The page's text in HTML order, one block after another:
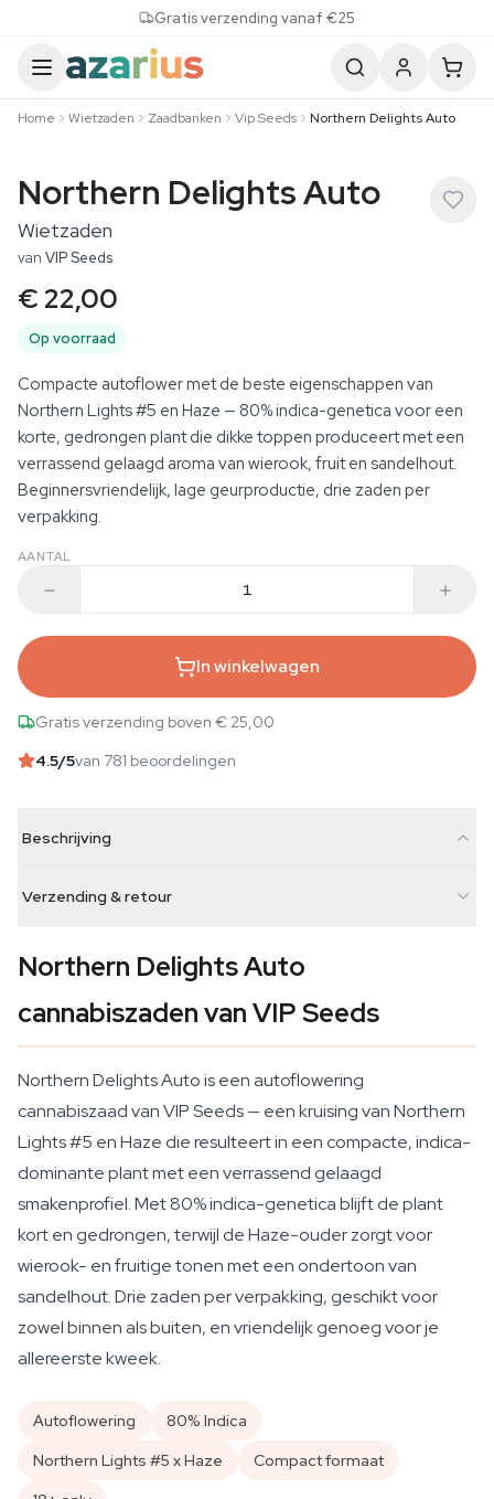
Gratis verzending vanaf €25
Home Wietzaden Zaadbanken Vip Seeds Northern Delights Auto
Northern Delights Auto
Wietzaden
van VIP Seeds
€ 22,00
Op voorraad
Compacte autoflower met de beste eigenschappen van
Northern Lights #5 en Haze — 80% indica-genetica voor een
korte, gedrongen plant die dikke toppen produceert met een
verrassend gelaagd aroma van wierook, fruit en sandelhout.
Beginnersvriendelijk, lage geurproductie, drie zaden per
verpakking.
AANTAL
In winkelwagen
Gratis verzending boven € 25,00
4.5/5van 781 beoordelingen
Beschrijving
Verzending & retour
Northern Delights Auto
cannabiszaden van VIP Seeds
Northern Delights Auto is een autoflowering
cannabiszaad van VIP Seeds — een kruising van Northern
Lights #5 en Haze die resulteert in een compacte, indica-
dominante plant met een verrassend gelaagd
smakenprofiel. Met 80% indica-genetica blijft de plant
kort en gedrongen, terwijl de Haze-ouder zorgt voor
wierook- en fruitige tonen met een ondertoon van
sandelhout. Drie zaden per verpakking, geschikt voor
zowel binnen als buiten, en vriendelijk genoeg voor je
allereerste kweek.
Autoflowering
80% Indica
Northern Lights #5 x Haze
Compact formaat